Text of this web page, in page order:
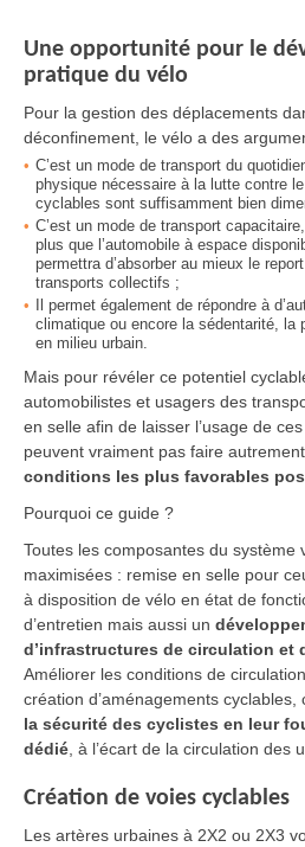
Une opportunité pour le
pratique du vélo
Pour la gestion des déplacements
déconfinement, le vélo a des
C’est un mode de transport du
physique nécessaire à la lutte contre
cyclables sont suffisamment bien
C’est un mode de transport
plus que l’automobile à espace
permettra d’absorber au mieux le
transports collectifs ;
Il permet également de répondre à
climatique ou encore la sédentarité, la
en milieu urbain.
Mais pour révéler ce potentiel
automobilistes et usagers des
en selle afin de laisser l’usage de
peuvent vraiment pas faire autrement,
conditions les plus favorables
Pourquoi ce guide ?
Toutes les composantes du système
maximisées : remise en selle pour
à disposition de vélo en état de
d’entretien mais aussi un
d’infrastructures de circulation et
Améliorer les conditions de
création d’aménagements cyclables,
la sécurité des cyclistes en leur
dédié , à l’écart de la circulation des
Création de voies cyclables
Les artères urbaines à 2X2 ou 2X3